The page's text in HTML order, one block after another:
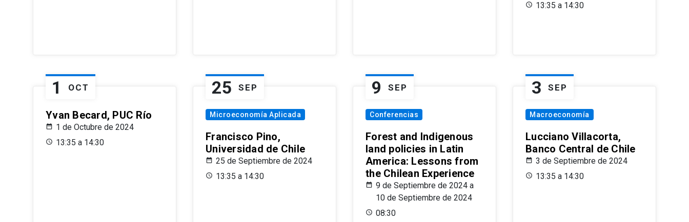
13:35 a 14:30
1 OCT
Yvan Becard, PUC Río
1 de Octubre de 2024
13:35 a 14:30
25 SEP
Microeconomía Aplicada
Francisco Pino,
Universidad de Chile
25 de Septiembre de 2024
13:35 a 14:30
9 SEP
Conferencias
Forest and Indigenous
land policies in Latin
America: Lessons from
the Chilean Experience
9 de Septiembre de 2024 a
10 de Septiembre de 2024
08:30
3 SEP
Macroeconomía
Lucciano Villacorta,
Banco Central de Chile
3 de Septiembre de 2024
13:35 a 14:30